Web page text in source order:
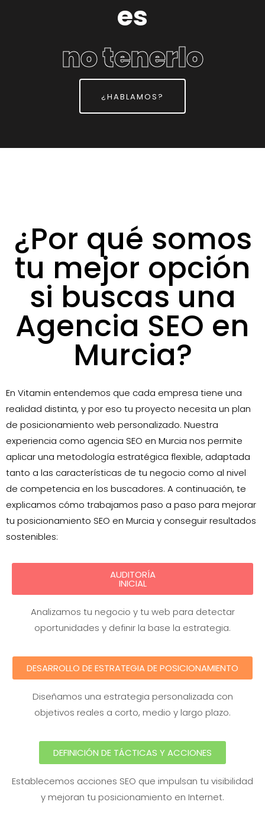
es
no tenerlo
¿HABLAMOS?
¿Por qué somos
tu mejor opción
si buscas una
Agencia SEO en
Murcia?
En Vitamin entendemos que cada empresa tiene una
realidad distinta, y por eso tu proyecto necesita un plan
de posicionamiento web personalizado. Nuestra
experiencia como agencia SEO en Murcia nos permite
aplicar una metodología estratégica flexible, adaptada
tanto a las características de tu negocio como al nivel
de competencia en los buscadores. A continuación, te
explicamos cómo trabajamos paso a paso para mejorar
tu posicionamiento SEO en Murcia y conseguir resultados
sostenibles:
AUDITORÍA
INICIAL
Analizamos tu negocio y tu web para detectar
oportunidades y definir la base la estrategia.
DESARROLLO DE ESTRATEGIA DE POSICIONAMIENTO
Diseñamos una estrategia personalizada con
objetivos reales a corto, medio y largo plazo.
DEFINICIÓN DE TÁCTICAS Y ACCIONES
Establecemos acciones SEO que impulsan tu visibilidad
y mejoran tu posicionamiento en Internet.